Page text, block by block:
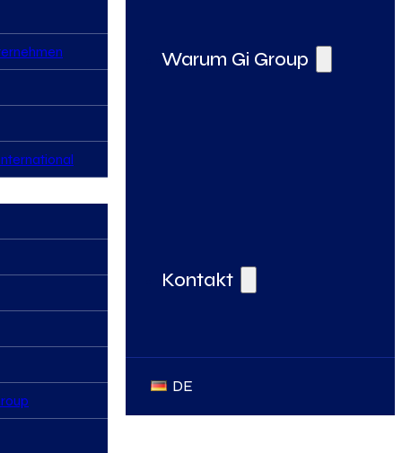
Warum Gi Group
Kontakt
DE